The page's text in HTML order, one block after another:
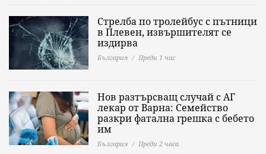
Стрелба по тролейбус с пътници
в Плевен, извършителят се
издирва
България Преди 1 час
Нов разтърсващ случай с АГ
лекар от Варна: Семейство
разкри фатална грешка с бебето
им
България Преди 2 часа